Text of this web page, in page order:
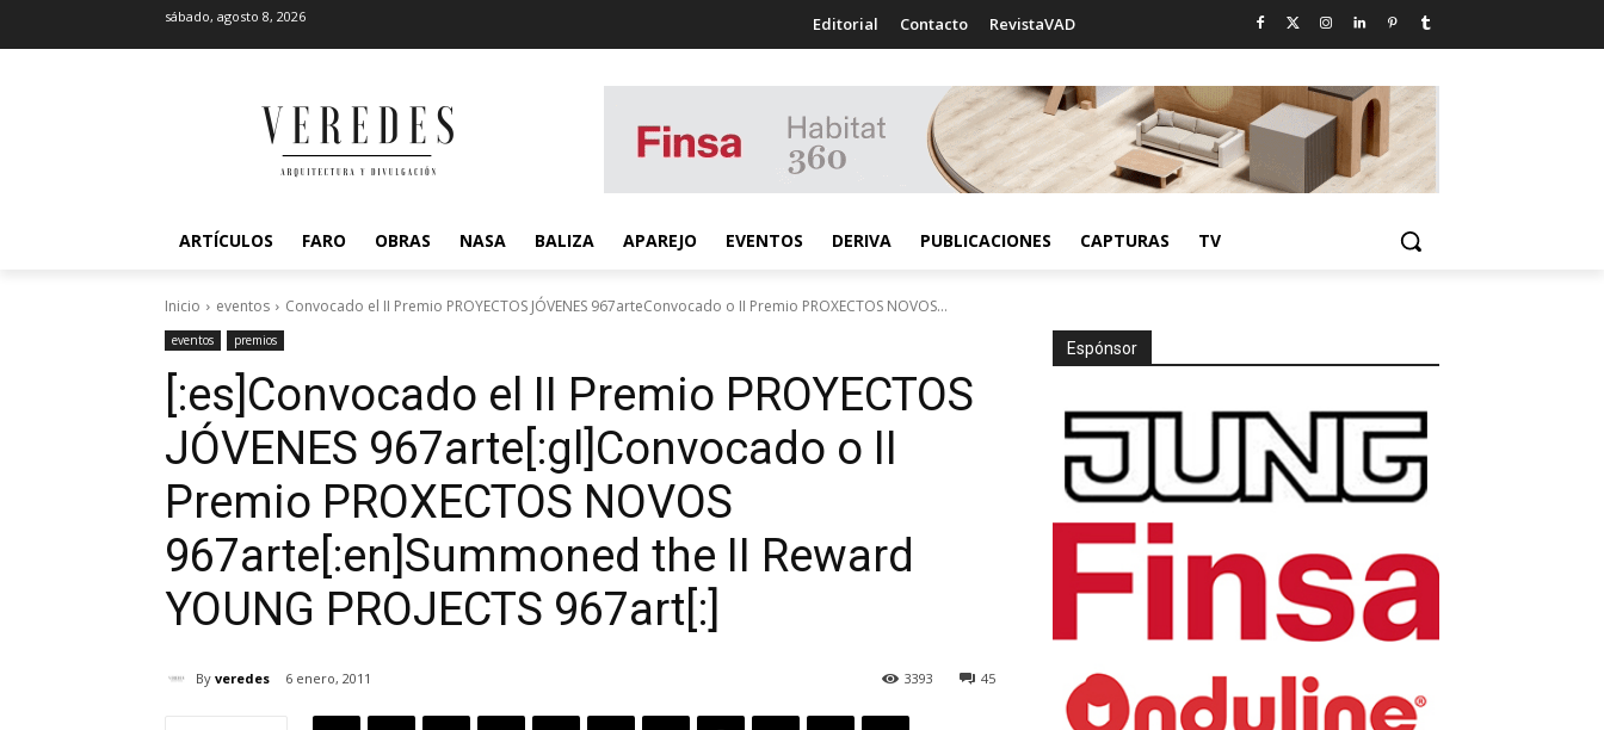
sábado, agosto 8, 2026 Editorial Contacto RevistaVAD
ARTÍCULOS FARO OBRAS NASA BALIZA APAREJO EVENTOS DERIVA PUBLICACIONES CAPTURAS TV
Inicio eventos Convocado el II Premio PROYECTOS JÓVENES 967arteConvocado o II Premio PROXECTOS NOVOS...
eventos premios
[:es]Convocado el II Premio PROYECTOS
JÓVENES 967arte[:gl]Convocado o II
Premio PROXECTOS NOVOS
967arte[:en]Summoned the II Reward
YOUNG PROJECTS 967art[:]
By veredes 6 enero, 2011 45
3393
Espónsor